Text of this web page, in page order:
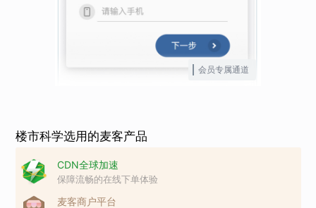
会员专属通道
楼市科学选用的麦客产品
CDN全球加速
保障流畅的在线下单体验
麦客商户平台